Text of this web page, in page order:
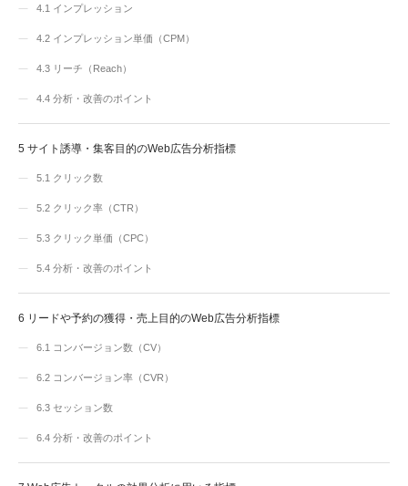
4.1 インプレッション
4.2 インプレッション単価（CPM）
4.3 リーチ（Reach）
4.4 分析・改善のポイント
5 サイト誘導・集客目的のWeb広告分析指標
5.1 クリック数
5.2 クリック率（CTR）
5.3 クリック単価（CPC）
5.4 分析・改善のポイント
6 リードや予約の獲得・売上目的のWeb広告分析指標
6.1 コンバージョン数（CV）
6.2 コンバージョン率（CVR）
6.3 セッション数
6.4 分析・改善のポイント